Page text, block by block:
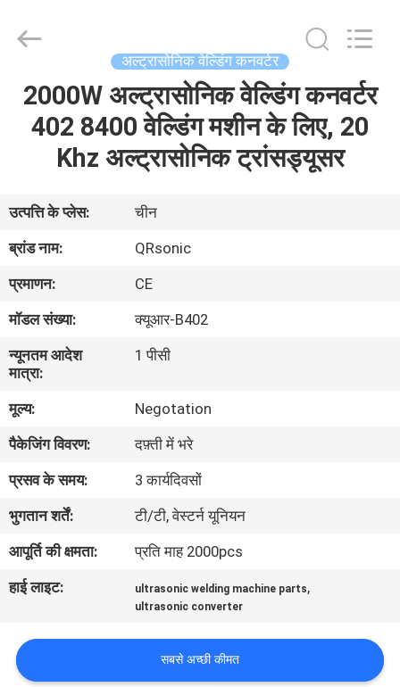
घर
उत्पादों
हमारे
बारे
में
कारखाने
का
गुणवत्ता
नियंत्रण
हमसे
संपर्क
करें
समाचार
Equipment
Co.,Ltd.
Reserved.
अल्ट्रासोनिक वेल्डिंग कनवर्टर
2000W अल्ट्रासोनिक वेल्डिंग कनवर्टर
402 8400 वेल्डिंग मशीन के लिए, 20
Khz अल्ट्रासोनिक ट्रांसड्यूसर
उत्पत्ति के प्लेस:
चीन
ब्रांड नाम:
QRsonic
प्रमाणन:
CE
मॉडल संख्या:
क्यूआर-B402
न्यूनतम आदेश
मात्रा:
1 पीसी
मूल्य:
Negotation
पैकेजिंग विवरण:
दफ़्ती में भरे
प्रसव के समय:
3 कार्यदिवसों
भुगतान शर्तें:
टी/टी, वेस्टर्न यूनियन
आपूर्ति की क्षमता:
प्रति माह 2000pcs
हाई लाइट:
ultrasonic welding machine parts,
ultrasonic converter
सबसे अच्छी कीमत